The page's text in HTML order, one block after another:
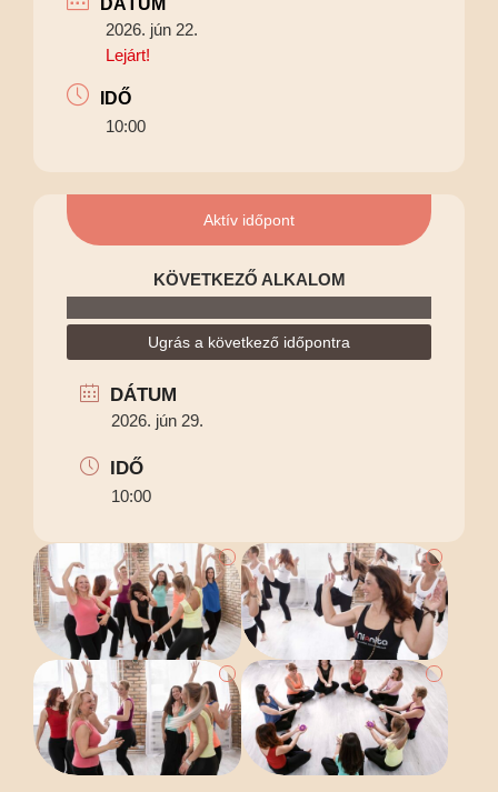
2026. jún 22.
Lejárt!
IDŐ
10:00
KÖVETKEZŐ ALKALOM
Ugrás a következő időpontra
DÁTUM
2026. jún 29.
IDŐ
10:00
Aktív időpont